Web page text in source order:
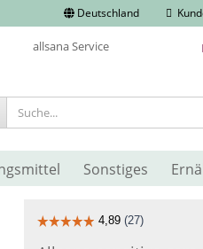
Deutschland
Sonstiges